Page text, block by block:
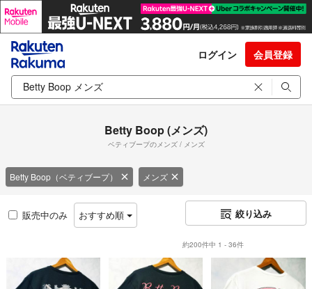
ログイン 会員登録
Betty Boop (メンズ)
ベティブープのメンズ / メンズ
Betty Boop（ベティブープ） メンズ
販売中のみ おすすめ順 絞り込み
約200件中 1 - 36件